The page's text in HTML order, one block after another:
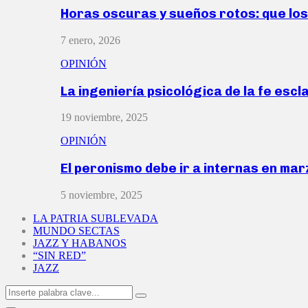
Horas oscuras y sueños rotos: que
7 enero, 2026
OPINIÓN
La ingeniería psicológica de la fe
19 noviembre, 2025
OPINIÓN
El peronismo debe ir a internas en
5 noviembre, 2025
LA PATRIA SUBLEVADA
MUNDO SECTAS
JAZZ Y HABANOS
“SIN RED”
JAZZ
Search
for:
Search